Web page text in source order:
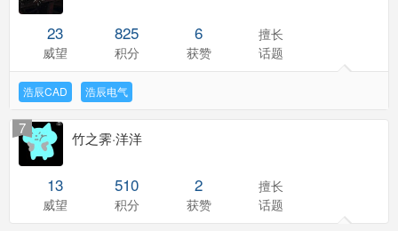
23
威望
825
积分
6
获赞
擅长
话题
浩辰CAD 浩辰电气
竹之霁·洋洋
7
13
威望
510
积分
2
获赞
擅长
话题